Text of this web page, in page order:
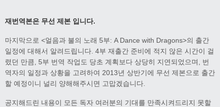
재번역본은 무선 제본 입니다.
마지막으로 <얼음과 불의 노래 5부: A Dance with Dragons>의 출간
일정에 대해서 알려드립니다. 4부 재출간 준비에 적지 않은 시간이 걸
렸던 만큼, 5부 번역 작업도 당초 계획보다 상당히 지연되었으며, 번
역자의 일정과 상황을 고려하여 2013년 상반기에 무선 제본으로 출간
할 예정이니 널리 양해해주시면 고맙겠습니다.
공지해드린 내용이 모든 독자 여러분의 기대를 만족시켜드리지 못할